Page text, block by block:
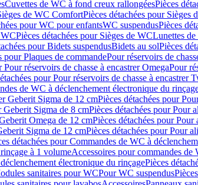
Cuvettes de WC à fond creux rallongéesPièces
de WC ComfortPièces détachées pour Sièges
pour WC pour enfantsWC suspendusPièces
WCPièces détachées pour Sièges de WCLunettes
pour Bidets suspendusBidets au solPièces
pour Plaques de commandePour réservoirs de
Pour réservoirs de chasse à encastrer OmegaPour
pour Pour réservoirs de chasse à encastrer
de WC à déclenchement électronique du
Geberit Sigma de 12 cmPièces détachées pour
Geberit Sigma de 8 cmPièces détachées pour Pour
Omega de 12 cmPièces détachées pour
Sigma de 12 cmPièces détachées pour Pour
détachées pour Commandes de WC à
à 1 volumeAccessoires pour commandes de
électronique du rinçagePièces
sanitaires pour WCPour WC suspendus